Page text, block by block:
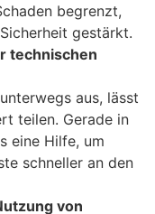
begrenzt,
gestärkt.
technischen
aus, lässt
teilen. Gerade in
eine Hilfe, um
schneller an den
von